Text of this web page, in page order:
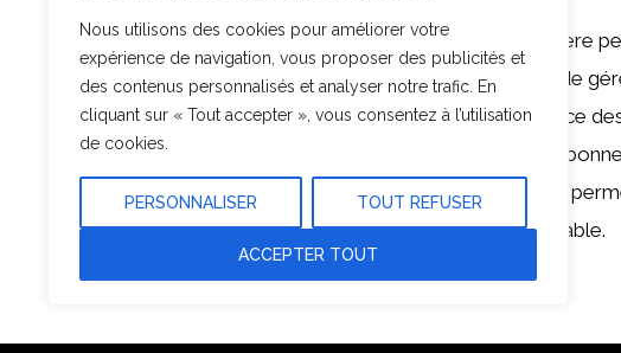
Nous utilisons des cookies pour améliorer votre
expérience de navigation, vous proposer des publicités et
des contenus personnalisés et analyser notre trafic. En
cliquant sur « Tout accepter », vous consentez à l’utilisation
de cookies.
PERSONNALISER TOUT REFUSER
ACCEPTER TOUT
La valorisation foncière
réglementations et de
Tout en tirant bénéfice
profiter grâce à une
valorisation foncière
développement durable.